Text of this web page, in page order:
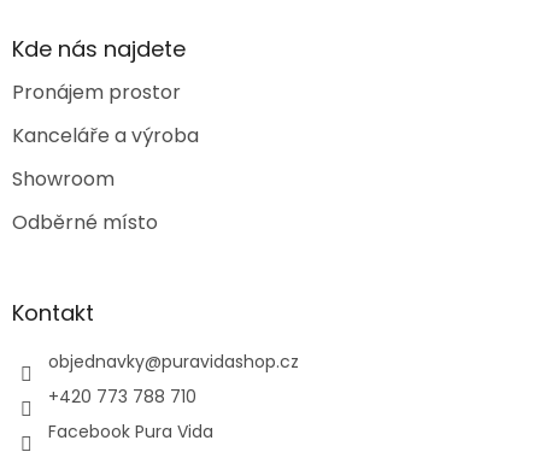
Kde nás najdete
Pronájem prostor
Kanceláře a výroba
Showroom
Odběrné místo
Kontakt
objednavky@puravidashop.cz
+420 773 788 710
Facebook Pura Vida